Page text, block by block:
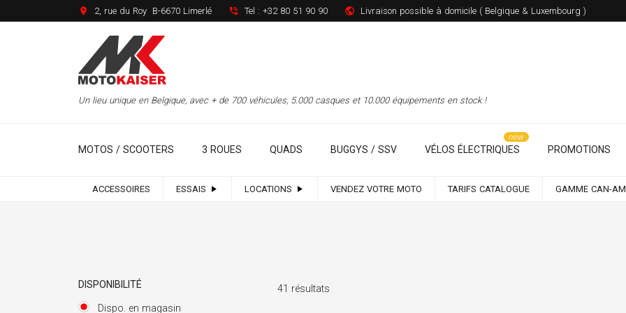
2, rue du Roy B-6670 Limerlé Tel : +32 80 51 90 90 Livraison possible à domicile ( Belgique & Luxembourg )
Un lieu unique en Belgique, avec + de 700 véhicules, 5.000 casques et 10.000 équipements en stock !
MOTOS / SCOOTERS 3 ROUES QUADS BUGGYS / SSV VÉLOS ÉLECTRIQUES PROMOTIONS
ACCESSOIRES ESSAIS LOCATIONS VENDEZ VOTRE MOTO TARIFS CATALOGUE GAMME CAN-AM
DISPONIBILITÉ
Dispo. en magasin
41 résultats